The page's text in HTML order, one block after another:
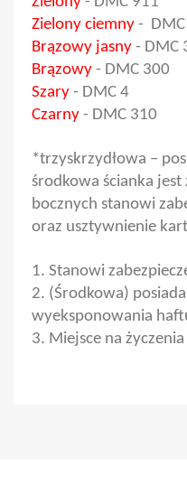
Zielony ciemny -
Brązowy jasny - DMC
Brązowy - DMC 300
Szary - DMC 4
Czarny - DMC 310
*trzyskrzydłowa –
środkowa ścianka
bocznych stanowi
oraz usztywnienie
1. Stanowi
2. (Środkowa)
wyeksponowania
3. Miejsce na życzenia